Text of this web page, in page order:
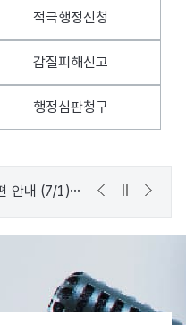
적극행정신청
갑질피해신고
행정심판청구
국민신문고 조직개편 안내 (7/1) 2026-